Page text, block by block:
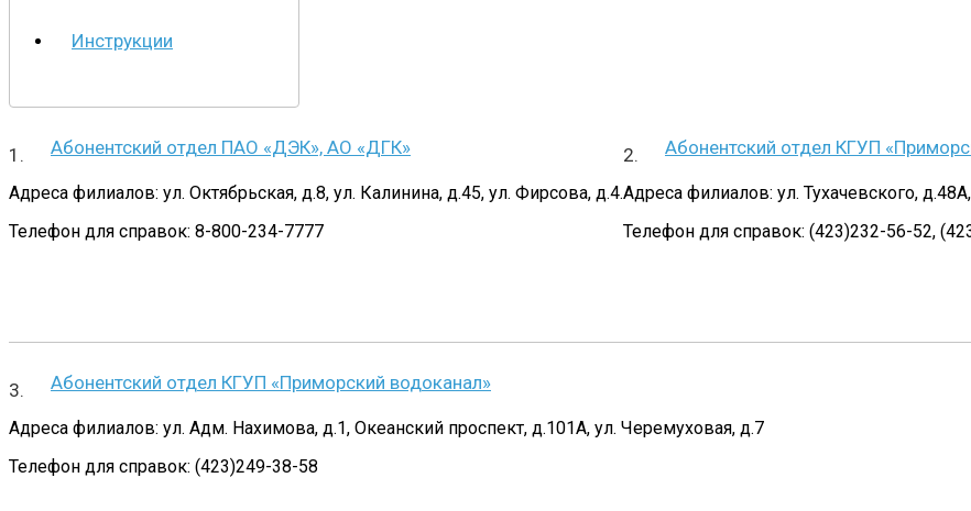
Инструкции
Абонентский отдел ПАО «ДЭК», АО «ДГК»
Адреса филиалов: ул. Октябрьская, д.8, ул. Калинина, д.45, ул. Фирсова, д.4.
Телефон для справок: 8-800-234-7777
Абонентский отдел КГУП
Адреса филиалов: ул. Тухачевского,
Телефон для справок: (423)232-56-52,
Абонентский отдел КГУП «Приморский водоканал»
Адреса филиалов: ул. Адм. Нахимова, д.1, Океанский проспект, д.101А, ул. Черемуховая, д.7
Телефон для справок: (423)249-38-58